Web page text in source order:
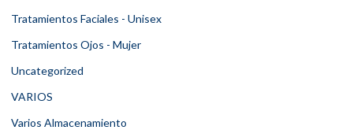
Tratamientos Faciales - Unisex
Tratamientos Ojos - Mujer
Uncategorized
VARIOS
Varios Almacenamiento